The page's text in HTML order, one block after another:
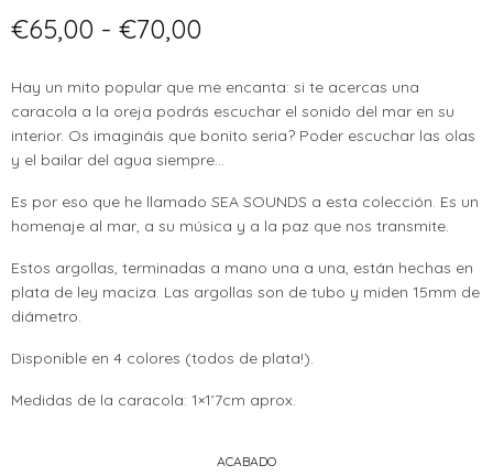
€65,00 - €70,00Rango
precios:
desde
€65,00
hasta
Hay un mito popular que me encanta: si te acercas una
caracola a la oreja podrás escuchar el sonido del mar en su
interior. Os imagináis que bonito seria? Poder escuchar las olas
y el bailar del agua siempre…
Es por eso que he llamado SEA SOUNDS a esta colección. Es un
homenaje al mar, a su música y a la paz que nos transmite.
Estos argollas, terminadas a mano una a una, están hechas en
plata de ley maciza. Las argollas son de tubo y miden 15mm de
diámetro.
Disponible en 4 colores (todos de plata!).
Medidas de la caracola: 1×1’7cm aprox.
ACABADO